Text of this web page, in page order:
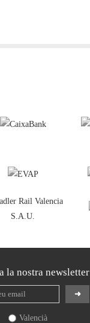
la nostra newsletter
Valencià